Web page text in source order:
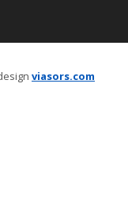
viasors.com